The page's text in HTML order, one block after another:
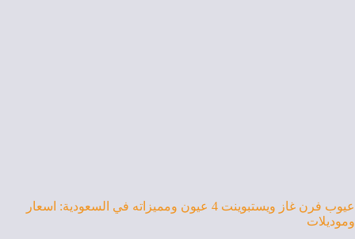
عيوب فرن غاز ويستبوينت 4 عيون ومميزاته في السعودية: اسعار
وموديلات